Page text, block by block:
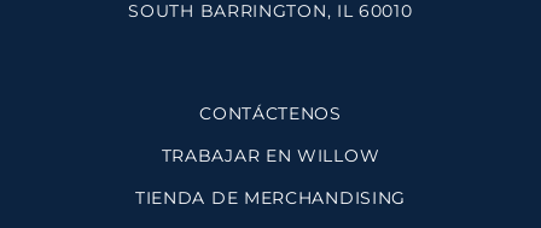
SOUTH BARRINGTON, IL 60010
CONTÁCTENOS
TRABAJAR EN WILLOW
TIENDA DE MERCHANDISING